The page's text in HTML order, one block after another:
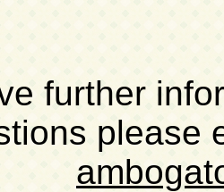
further
please